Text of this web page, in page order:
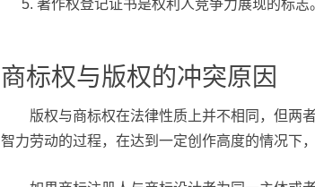
著作权登记证书是权利人竞争力展现的标志
商标权与版权的冲突原因
版权与商标权在法律性质上并不相同，但两
智力劳动的过程，在达到一定创作高度的情况下